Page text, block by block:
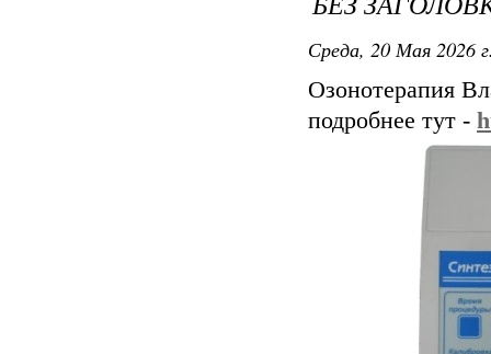
Среда, 20 Мая 2026
Озонотерапия
подробнее тут -